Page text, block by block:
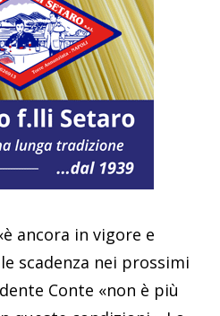
ancora in vigore e
scadenza nei prossimi
Conte «non è più